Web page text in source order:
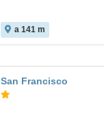
a 141 m
San Francisco